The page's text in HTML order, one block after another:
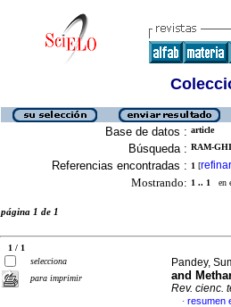
Base de datos : article
Búsqueda : RAM-
Referencias encontradas : 1 [refinar
Mostrando: 1 .. 1 en
página 1 de 1
1 / 1
selecciona
para imprimir
Pandey,
and
Rev. cienc.
· resumen